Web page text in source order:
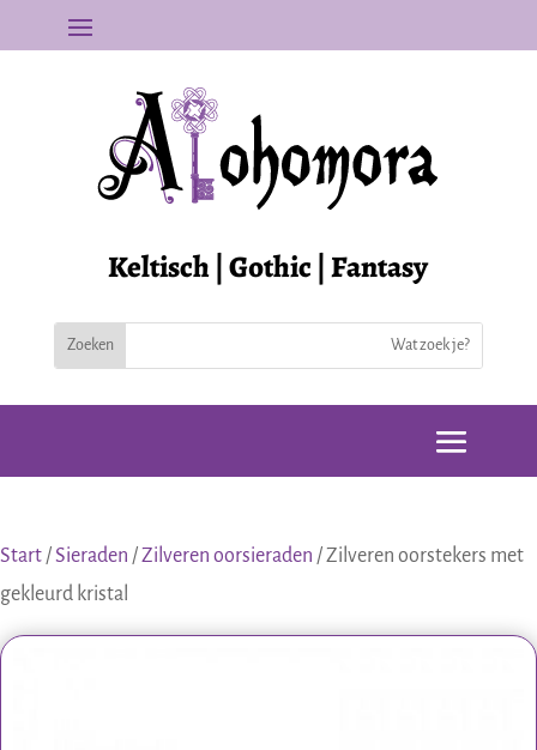
Keltisch | Gothic | Fantasy
Start /Sieraden /Zilveren oorsieraden / Zilveren oorstekers met
gekleurd kristal